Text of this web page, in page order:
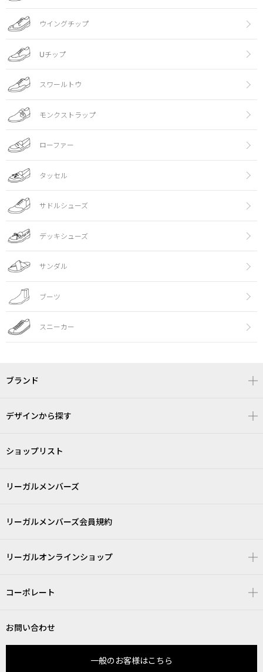
ウイングチップ
Uチップ
スワールトウ
モンクストラップ
ローファー
タッセル
サドルシューズ
デッキシューズ
サンダル
ブーツ
スニーカー
ブランド
デザインから探す
ショップリスト
リーガルメンバーズ
リーガルメンバーズ会員規約
リーガルオンラインショップ
コーポレート
お問い合わせ
一般のお客様はこちら